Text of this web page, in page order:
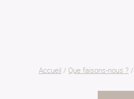
Accueil / Que faisons-nous ? /